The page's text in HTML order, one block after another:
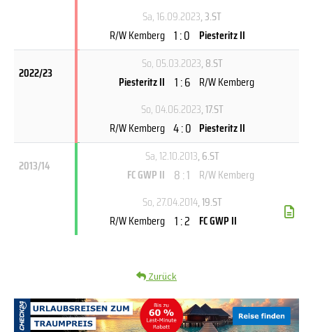
Sa, 16.09.2023, 3.ST
R/W Kemberg 1 : 0 Piesteritz II
2022/23
So, 05.03.2023, 8.ST
Piesteritz II 1 : 6 R/W Kemberg
So, 04.06.2023, 17.ST
R/W Kemberg 4 : 0 Piesteritz II
2013/14
Sa, 12.10.2013, 6.ST
FC GWP II 8 : 1 R/W Kemberg
So, 27.04.2014, 19.ST
R/W Kemberg 1 : 2 FC GWP II
Zurück